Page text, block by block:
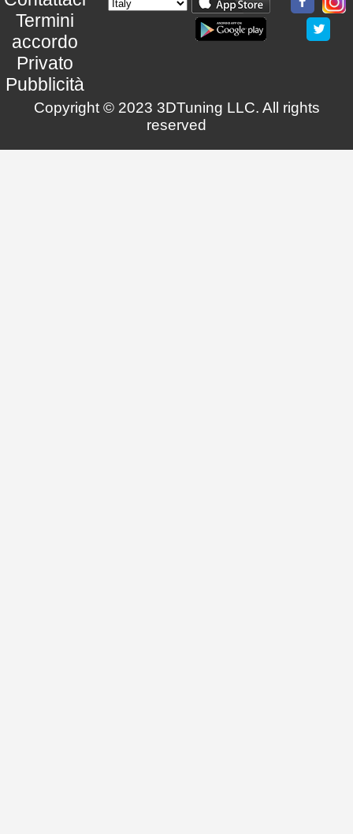
Termini
accordo
Privato
Pubblicità
Copyright © 2023 3DTuning LLC. All rights
reserved